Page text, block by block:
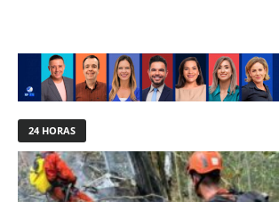
24 HORAS